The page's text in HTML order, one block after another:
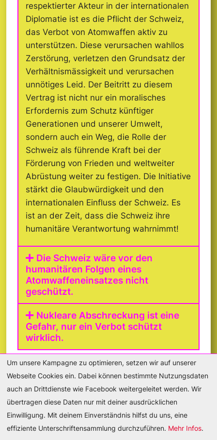
respektierter Akteur in der internationalen
Diplomatie ist es die Pflicht der Schweiz,
das Verbot von Atomwaffen aktiv zu
unterstützen. Diese verursachen wahllos
Zerstörung, verletzen den Grundsatz der
Verhältnismässigkeit und verursachen
unnötiges Leid. Der Beitritt zu diesem
Vertrag ist nicht nur ein moralisches
Erfordernis zum Schutz künftiger
Generationen und unserer Umwelt,
sondern auch ein Weg, die Rolle der
Schweiz als führende Kraft bei der
Förderung von Frieden und weltweiter
Abrüstung weiter zu festigen. Die Initiative
stärkt die Glaubwürdigkeit und den
internationalen Einfluss der Schweiz. Es
ist an der Zeit, dass die Schweiz ihre
humanitäre Verantwortung wahrnimmt!
Die Schweiz wäre vor den
humanitären Folgen eines
Atomwaffeneinsatzes nicht
geschützt.
Nukleare Abschreckung ist eine
Gefahr, nur ein Verbot schützt
wirklich.
Um unsere Kampagne zu optimieren, setzen wir auf unserer
Webseite Cookies ein. Dabei können bestimmte Nutzungsdaten
auch an Drittdienste wie Facebook weitergeleitet werden. Wir
übertragen diese Daten nur mit deiner ausdrücklichen
Einwilligung. Mit deinem Einverständnis hilfst du uns, eine
effiziente Unterschriftensammlung durchzuführen. Mehr Infos.
DE FR